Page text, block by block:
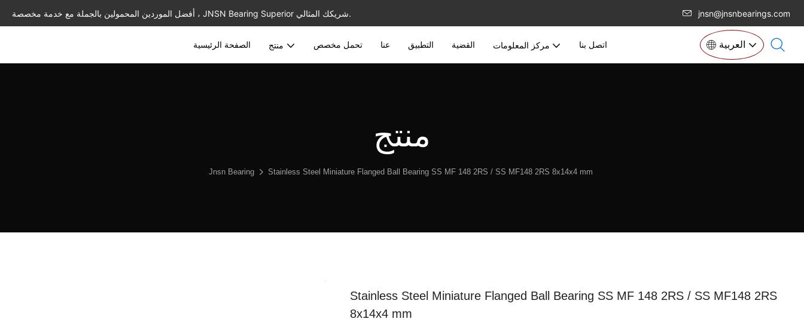
أفضل الموردين المحمولين بالجملة مع خدمة مخصصة ، JNSN Bearing Superior شريكك المثالي. jnsn@jnsnbearings.com
الصفحة الرئيسية منتج تحمل مخصص عنا التطبيق القضية مركز المعلومات اتصل بنا العربية
منتج
Jnsn Bearing Stainless Steel Miniature Flanged Ball Bearing SS MF 148 2RS / SS MF148 2RS 8x14x4 mm
Stainless Steel Miniature Flanged Ball Bearing SS MF 148 2RS / SS MF148 2RS
8x14x4 mm